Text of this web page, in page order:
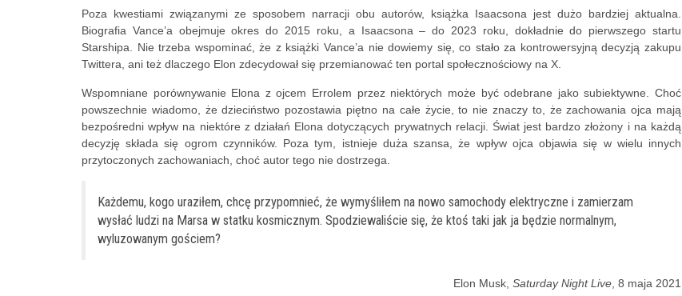
Poza kwestiami związanymi ze sposobem narracji obu autorów, książka Isaacsona jest dużo bardziej aktualna.
Biografia Vance’a obejmuje okres do 2015 roku, a Isaacsona – do 2023 roku, dokładnie do pierwszego startu
Starshipa. Nie trzeba wspominać, że z książki Vance’a nie dowiemy się, co stało za kontrowersyjną decyzją zakupu
Twittera, ani też dlaczego Elon zdecydował się przemianować ten portal społecznościowy na X.
Wspomniane porównywanie Elona z ojcem Errolem przez niektórych może być odebrane jako subiektywne. Choć
powszechnie wiadomo, że dzieciństwo pozostawia piętno na całe życie, to nie znaczy to, że zachowania ojca mają
bezpośredni wpływ na niektóre z działań Elona dotyczących prywatnych relacji. Świat jest bardzo złożony i na każdą
decyzję składa się ogrom czynników. Poza tym, istnieje duża szansa, że wpływ ojca objawia się w wielu innych
przytoczonych zachowaniach, choć autor tego nie dostrzega.
Każdemu, kogo uraziłem, chcę przypomnieć, że wymyśliłem na nowo samochody elektryczne i zamierzam
wysłać ludzi na Marsa w statku kosmicznym. Spodziewaliście się, że ktoś taki jak ja będzie normalnym,
wyluzowanym gościem?
Elon Musk, Saturday Night Live , 8 maja 2021